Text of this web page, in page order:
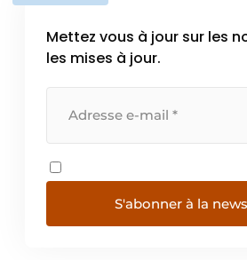
Mettez vous à jour sur les
les mises à jour.
S'abonner à la